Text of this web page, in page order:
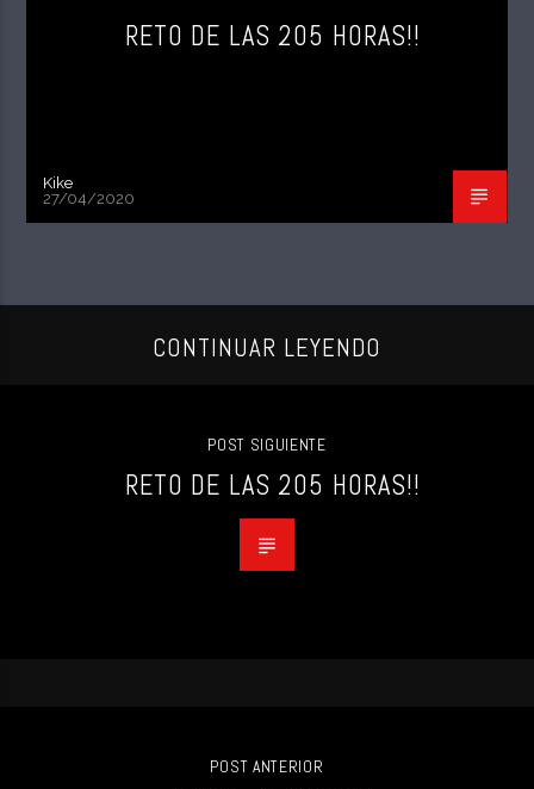
RETO DE LAS 205 HORAS!!
Kike
27/04/2020
CONTINUAR LEYENDO
POST SIGUIENTE
RETO DE LAS 205 HORAS!!
POST ANTERIOR